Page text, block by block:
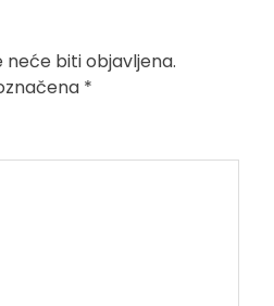
biti objavljena.
*